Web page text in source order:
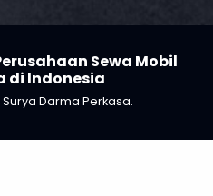
Sewa Mobil
di Indonesia
Surya Darma Perkasa.